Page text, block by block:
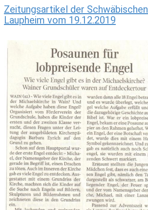
Zeitungsartikel der
Laupheim vom 19.12.2019